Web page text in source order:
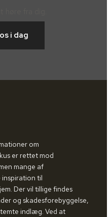
i dag
om
er rettet mod
mange af
til
Der vil tillige findes
og skadesforebyggelse,
indlæg. Ved at